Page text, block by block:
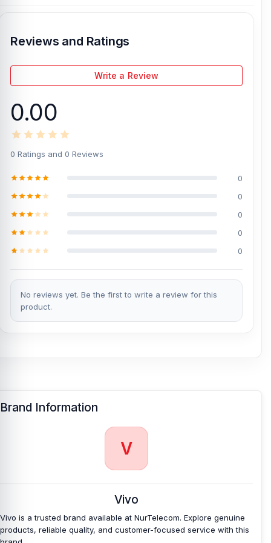
Reviews and Ratings
Write a Review
0.00
0 Ratings and 0 Reviews
0
0
0
0
0
No reviews yet. Be the first to write a review for this
product.
Brand Information
V
Vivo
Vivo is a trusted brand available at NurTelecom. Explore genuine
products, reliable quality, and customer-focused service with this